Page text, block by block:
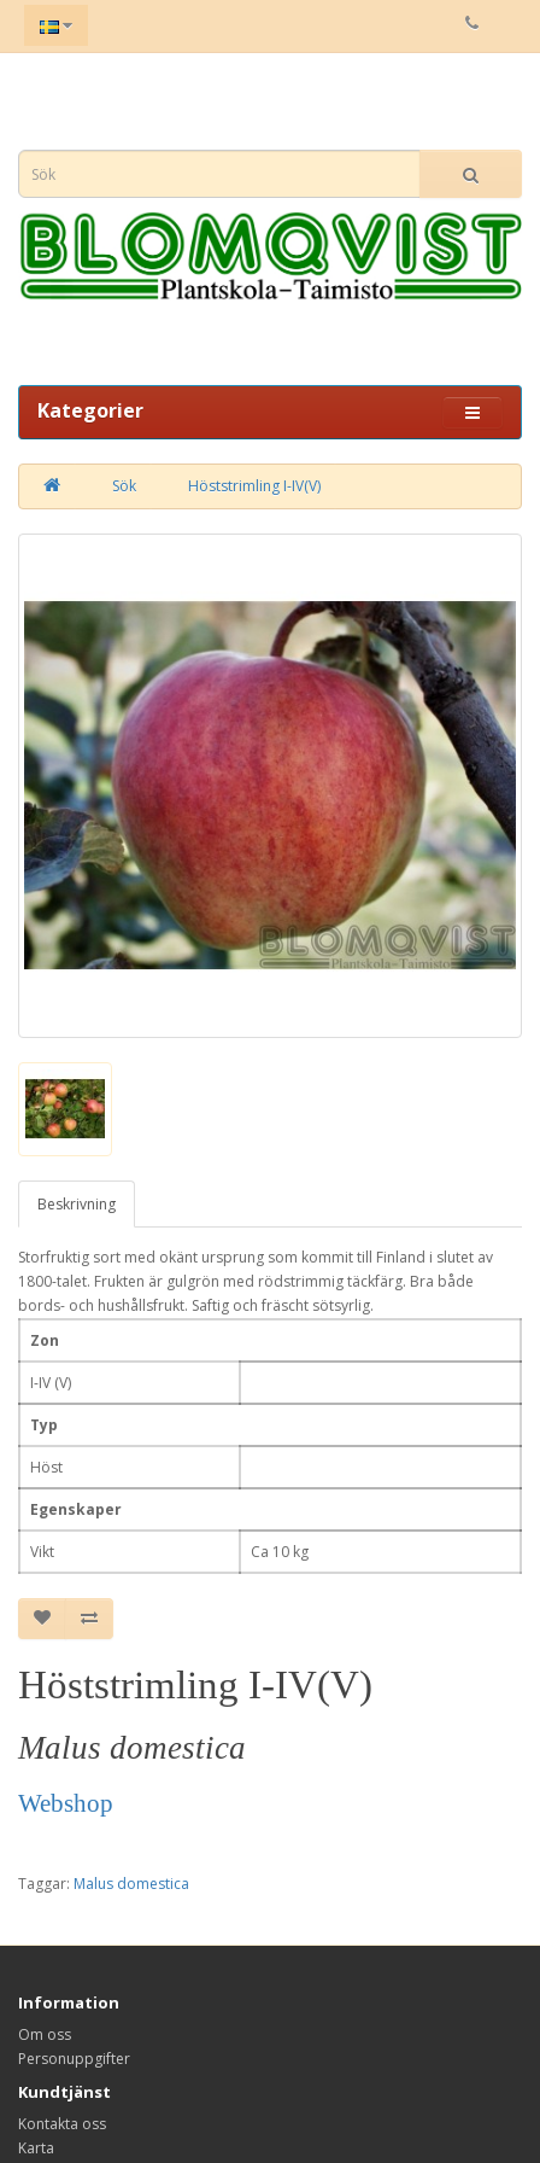
Kategorier
Sök Höststrimling I-IV(V)
Beskrivning
Storfruktig sort med okänt ursprung som kommit till Finland i slutet av
1800-talet. Frukten är gulgrön med rödstrimmig täckfärg. Bra både
bords- och hushållsfrukt. Saftig och fräscht sötsyrlig.
Zon
I-IV (V)
Typ
Höst
Egenskaper
Vikt Ca 10 kg
Höststrimling I-IV(V)
Malus domestica
Webshop
Taggar: Malus domestica
Information
Om oss
Personuppgifter
Kundtjänst
Kontakta oss
Karta